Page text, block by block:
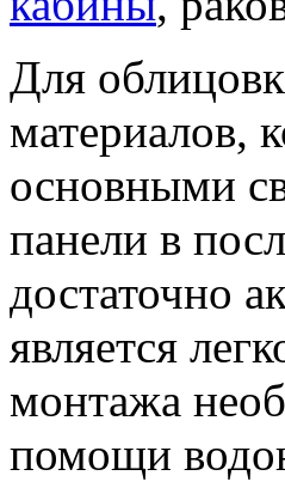
Для
материалов,
основными
панели в
достаточно
является
монтажа
помощи